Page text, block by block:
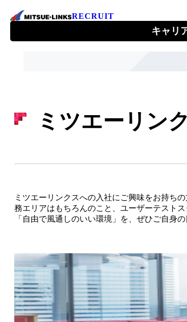
RECRUIT
キャリ
About Us
トップメッセージ
会社情報
Work
職種紹介
ミツエーリン
ミツエーリンクスへの入社にご興味をお持ち
務エリアはもちろんのこと、ユーザーテスト
「自由で風通しのいい環境」を、ぜひご自身